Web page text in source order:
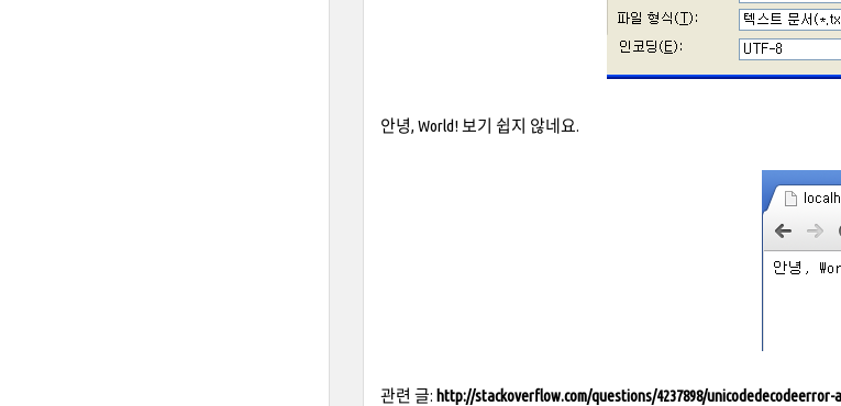
안녕, World! 보기 쉽지 않네요.
관련 글: http://stackoverflow.com/questions/4237898/unicodedecodeerror-